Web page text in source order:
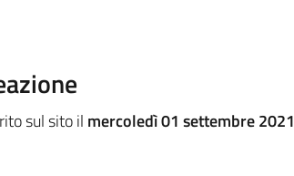
sul sito il mercoledì 01 settembre 2021